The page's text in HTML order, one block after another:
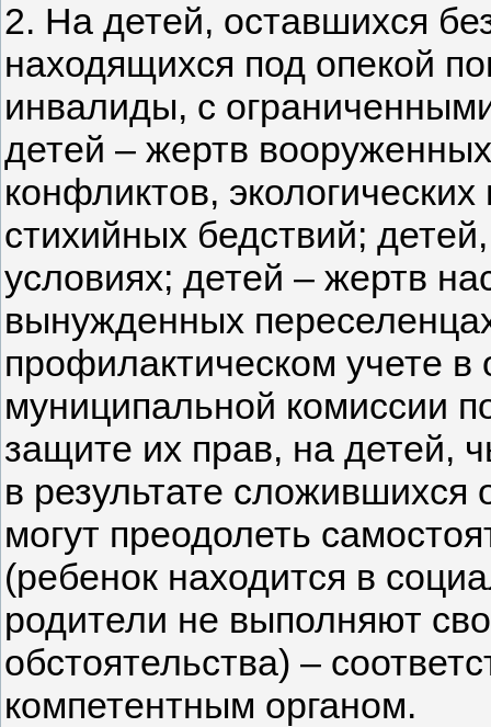
2. На детей, оставшихся
находящихся под опекой
инвалиды, с
детей – жертв
конфликтов,
стихийных бедствий;
условиях; детей – жертв
вынужденных
профилактическом учете в
муниципальной комиссии
защите их прав, на детей,
в результате сложившихся
могут преодолеть
(ребенок находится в
родители не выполняют
обстоятельства) –
компетентным органом.